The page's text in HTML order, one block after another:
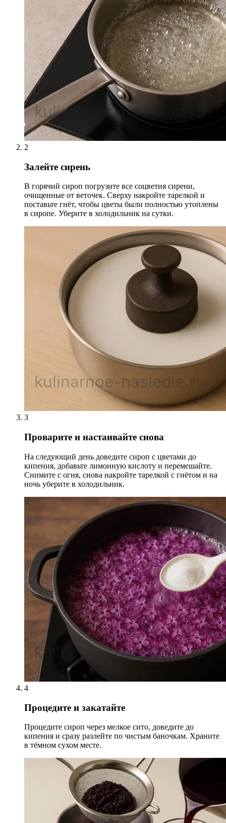
2
Залейте сирень
В горячий сироп погрузите все соцветия сирени,
очищенные от веточек. Сверху накройте тарелкой и
поставьте гнёт, чтобы цветы были полностью утоплены
в сиропе. Уберите в холодильник на сутки.
3
Проварите и настаивайте снова
На следующий день доведите сироп с цветами до
кипения, добавьте лимонную кислоту и перемешайте.
Снимите с огня, снова накройте тарелкой с гнётом и на
ночь уберите в холодильник.
4
Процедите и закатайте
Процедите сироп через мелкое сито, доведите до
кипения и сразу разлейте по чистым баночкам. Храните
в тёмном сухом месте.